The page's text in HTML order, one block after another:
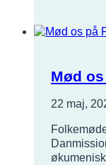
Mød
22 maj,